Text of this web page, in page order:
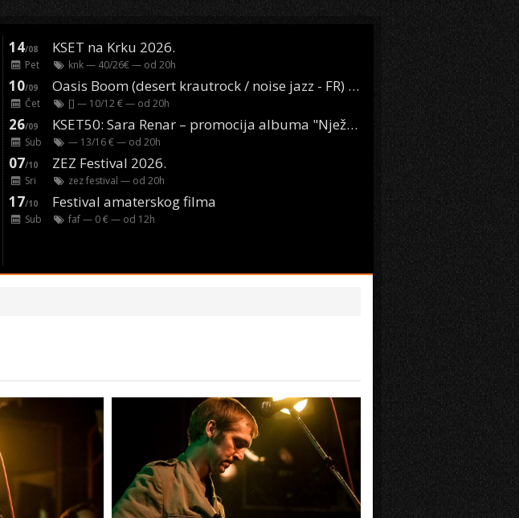
14/08 KSET na Krku 2026.
Pet knk— 40/26€ — od 20h
10/09 Oasis Boom (desert krautrock / noise jazz - FR) @ KONTEJNER
Čet [] — 10/12 € — od 20h
26/09 KSET50: Sara Renar – promocija albuma "Nježne riječi" @ Močvara
Sub — 13/16 € — od 20h
07/10 ZEZ Festival 2026.
Sri zez festival — od 20h
17/10 Festival amaterskog filma
Sub faf— 0 € — od 12h